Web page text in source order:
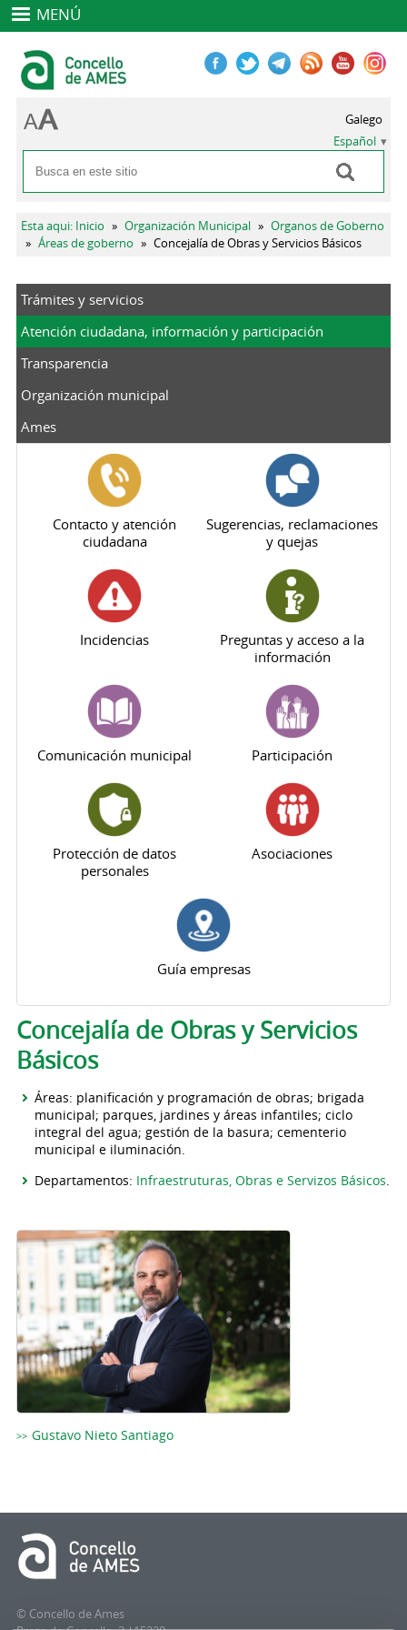
MENÚ
Formulario de búsqueda
Buscar
Galego
Español
Se encuentra usted aquí
Esta aqui: Inicio » Organización Municipal » Organos de Goberno
» Áreas de goberno » Concejalía de Obras y Servicios Básicos
Trámites y servicios
Atención ciudadana, información y participación
Transparencia
Organización municipal
Ames
Contacto y atención
ciudadana
Sugerencias, reclamaciones
y quejas
Incidencias
Preguntas y acceso a la
información
Comunicación municipal Participación
Protección de datos
personales
Asociaciones
Guía empresas
Solapas principales
Concejalía de Obras y Servicios
Básicos
Áreas: planificación y programación de obras; brigada
municipal; parques, jardines y áreas infantiles; ciclo
integral del agua; gestión de la basura; cementerio
municipal e iluminación.
Departamentos: Infraestruturas, Obras e Servizos Básicos.
Gustavo Nieto Santiago
© Concello de Ames